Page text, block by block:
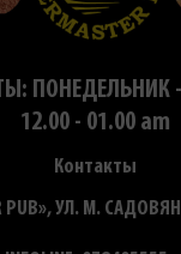
ПОНЕДЕЛЬНИК
12.00 - 01.00 am
Контакты
PUB», УЛ. М.